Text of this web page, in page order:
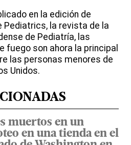
en la edición de
Pediatrics, la revista de la
de Pediatría, las
fuego son ahora la principal
las personas menores de
Unidos.
muertos en un
en una tienda en el